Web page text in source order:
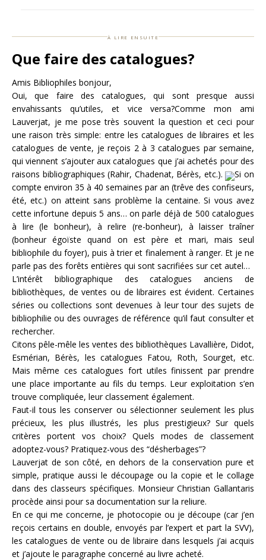
à lire ensuite
Que faire des catalogues?
Amis Bibliophiles bonjour,
Oui, que faire des catalogues, qui sont presque aussi
envahissants qu’utiles, et vice versa?Comme mon ami
Lauverjat, je me pose très souvent la question et ceci pour
une raison très simple: entre les catalogues de libraires et les
catalogues de vente, je reçois 2 à 3 catalogues par semaine,
qui viennent s’ajouter aux catalogues que j’ai achetés pour des
raisons bibliographiques (Rahir, Chadenat, Bérès, etc.).
Si on
compte environ 35 à 40 semaines par an (trêve des confiseurs,
été, etc.) on atteint sans problème la centaine. Si vous avez
cette infortune depuis 5 ans… on parle déjà de 500 catalogues
à lire (le bonheur), à relire (re-bonheur), à laisser traîner
(bonheur égoïste quand on est père et mari, mais seul
bibliophile du foyer), puis à trier et finalement à ranger. Et je ne
parle pas des forêts entières qui sont sacrifiées sur cet autel…
L’intérêt bibliographique des catalogues anciens de
bibliothèques, de ventes ou de libraires est évident. Certaines
séries ou collections sont devenues à leur tour des sujets de
bibliophilie ou des ouvrages de référence qu’il faut consulter et
rechercher.
Citons pêle-mêle les ventes des bibliothèques Lavallière, Didot,
Esmérian, Bérès, les catalogues Fatou, Roth, Sourget, etc.
Mais même ces catalogues fort utiles finissent par prendre
une place importante au fils du temps. Leur exploitation s’en
trouve compliquée, leur classement également.
Faut-il tous les conserver ou sélectionner seulement les plus
précieux, les plus illustrés, les plus prestigieux? Sur quels
critères portent vos choix? Quels modes de classement
adoptez-vous? Pratiquez-vous des “désherbages”?
Lauverjat de son côté, en dehors de la conservation pure et
simple, pratique aussi le découpage ou la copie et le collage
dans des classeurs spécifiques. Monsieur Christian Gallantaris
procède ainsi pour sa documentation sur la reliure.
En ce qui me concerne, je photocopie ou je découpe (car j’en
reçois certains en double, envoyés par l’expert et part la SVV),
les catalogues de vente ou de libraire dans lesquels j’ai acquis
et j’ajoute le paragraphe concerné au livre acheté.